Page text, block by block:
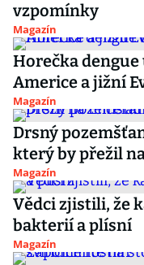
vzpomínky
Magazín
Horečka dengue
Americe a jižní
Magazín
Drsný
který by přežil
Magazín
Vědci zjistili, že
bakterií a plísní
Magazín